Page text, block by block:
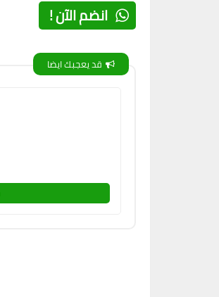
انضم الآن !
قد يعجبك ايضا